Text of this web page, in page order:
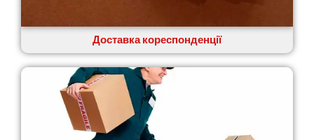
Доставка кореспонденції